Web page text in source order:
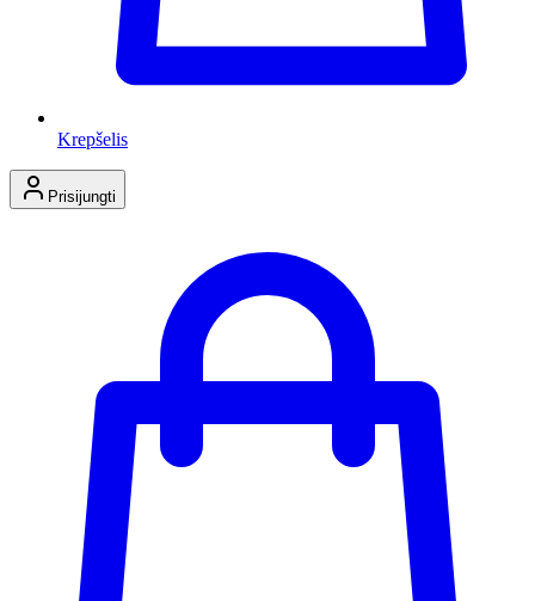
Krepšelis
Prisijungti